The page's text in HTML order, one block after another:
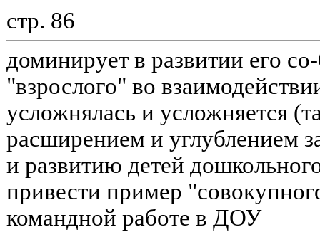
стр. 86
доминирует в развитии его
"взрослого" во
усложнялась и усложняется
расширением и углублением
и развитию детей
привести пример
командной работе в ДОУ